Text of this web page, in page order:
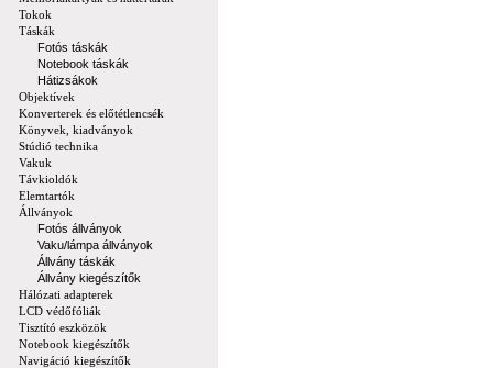
Tokok
Táskák
Fotós táskák
Notebook táskák
Hátizsákok
Objektívek
Konverterek és előtétlencsék
Könyvek, kiadványok
Stúdió technika
Vakuk
Távkioldók
Elemtartók
Állványok
Fotós állványok
Vaku/lámpa állványok
Állvány táskák
Állvány kiegészítők
Hálózati adapterek
LCD védőfóliák
Tisztító eszközök
Notebook kiegészítők
Navigáció kiegészítők